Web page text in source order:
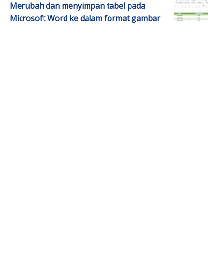
Merubah dan menyimpan tabel pada
Microsoft Word ke dalam format gambar